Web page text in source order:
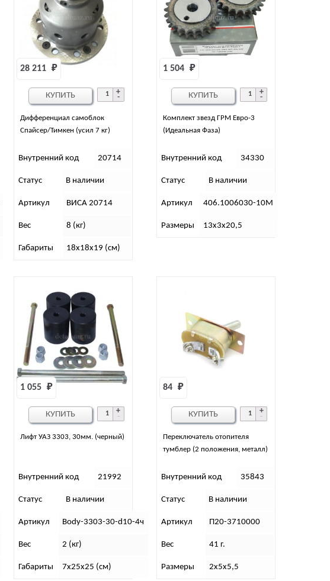
Дифференциал самоблок
Спайсер/Тимкен (усил 7 кг)
28 211 ₽
Внутренний код 20714
Статус В наличии
Артикул ВИСА 20714
Вес 8 (кг)
Габариты 18х18х19 (см)
КУПИТЬ
Комплект звезд ГРМ Евро-3
(Идеальная Фаза)
1 504 ₽
Внутренний код 34330
Статус В наличии
Артикул 406.1006030-10М
Размеры 13х3х20,5
КУПИТЬ
Лифт УАЗ 3303, 30мм. (черный)
1 055 ₽
Внутренний код 21992
Статус В наличии
Артикул Body-3303-30-d10-4ч
Вес 2 (кг)
Габариты 7х25х25 (см)
КУПИТЬ
Переключатель отопителя
тумблер (2 положения, металл)
84 ₽
Внутренний код 35843
Статус В наличии
Артикул П20-3710000
Вес 41 г.
Размеры 2х5х5,5
КУПИТЬ